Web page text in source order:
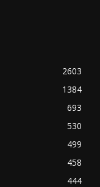
2603
1384
693
530
499
458
444